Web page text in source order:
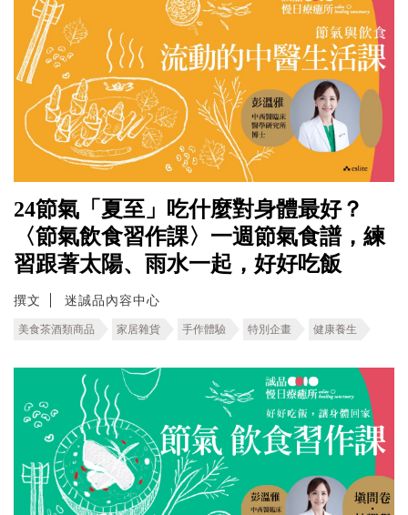
24節氣「夏至」吃什麼對身體最好？
〈節氣飲食習作課〉一週節氣食譜，練
習跟著太陽、雨水一起，好好吃飯
撰文 迷誠品內容中心
美食茶酒類商品 家居雜貨 手作體驗 特別企畫 健康養生